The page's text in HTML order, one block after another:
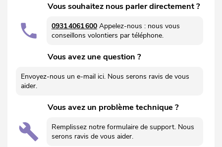
Vous souhaitez nous parler directement ?
0931 4061 600 Appelez-nous : nous vous
conseillons volontiers par téléphone.
Vous avez une question ?
Envoyez-nous un e-mail ici. Nous serons ravis de vous
aider.
Vous avez un problème technique ?
Remplissez notre formulaire de support. Nous
serons ravis de vous aider.